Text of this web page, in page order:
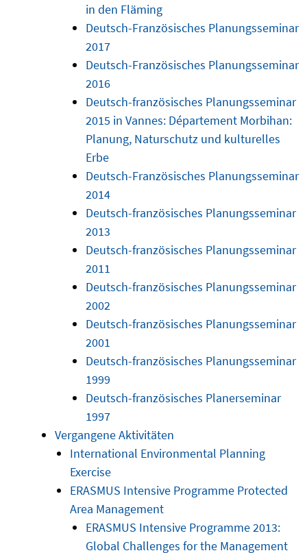
in den Fläming
Deutsch-Französisches Planungsseminar
2017
Deutsch-Französisches Planungsseminar
2016
Deutsch-französisches Planungsseminar
2015 in Vannes: Département Morbihan:
Planung, Naturschutz und kulturelles
Erbe
Deutsch-Französisches Planungsseminar
2014
Deutsch-französisches Planungsseminar
2013
Deutsch-französisches Planungsseminar
2011
Deutsch-französisches Planungsseminar
2002
Deutsch-französisches Planungsseminar
2001
Deutsch-französisches Planungsseminar
1999
Deutsch-französisches Planerseminar
1997
Vergangene Aktivitäten
International Environmental Planning
Exercise
ERASMUS Intensive Programme Protected
Area Management
ERASMUS Intensive Programme 2013:
Global Challenges for the Management